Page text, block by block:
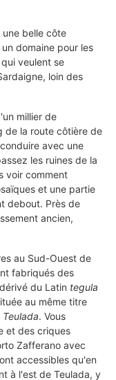
belle côte
un domaine pour les
veulent se
loin des
millier de
de la route côtière de
avec une
les ruines de la
voir comment
et une partie
debout. Près de
ancien,
au Sud-Ouest de
fabriqués des
du Latin tegula
au même titre
Teulada. Vous
et des criques
Zafferano avec
accessibles qu'en
à l'est de Teulada, y